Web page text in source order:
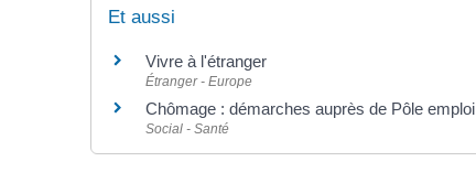
Et aussi
Vivre à l'étranger
Étranger - Europe
Chômage : démarches auprès de Pôle emploi
Social - Santé